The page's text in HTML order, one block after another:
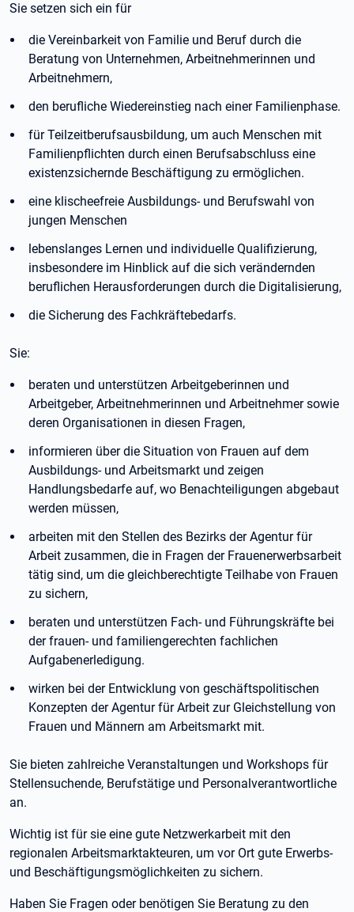
Sie setzen sich ein für
die Vereinbarkeit von Familie und Beruf durch die
Beratung von Unternehmen, Arbeitnehmerinnen und
Arbeitnehmern,
den berufliche Wiedereinstieg nach einer Familienphase.
für Teilzeitberufsausbildung, um auch Menschen mit
Familienpflichten durch einen Berufsabschluss eine
existenzsichernde Beschäftigung zu ermöglichen.
eine klischeefreie Ausbildungs- und Berufswahl von
jungen Menschen
lebenslanges Lernen und individuelle Qualifizierung,
insbesondere im Hinblick auf die sich verändernden
beruflichen Herausforderungen durch die Digitalisierung,
die Sicherung des Fachkräftebedarfs.
Sie:
beraten und unterstützen Arbeitgeberinnen und
Arbeitgeber, Arbeitnehmerinnen und Arbeitnehmer sowie
deren Organisationen in diesen Fragen,
informieren über die Situation von Frauen auf dem
Ausbildungs- und Arbeitsmarkt und zeigen
Handlungsbedarfe auf, wo Benachteiligungen abgebaut
werden müssen,
arbeiten mit den Stellen des Bezirks der Agentur für
Arbeit zusammen, die in Fragen der Frauenerwerbsarbeit
tätig sind, um die gleichberechtigte Teilhabe von Frauen
zu sichern,
beraten und unterstützen Fach- und Führungskräfte bei
der frauen- und familiengerechten fachlichen
Aufgabenerledigung.
wirken bei der Entwicklung von geschäftspolitischen
Konzepten der Agentur für Arbeit zur Gleichstellung von
Frauen und Männern am Arbeitsmarkt mit.
Sie bieten zahlreiche Veranstaltungen und Workshops für
Stellensuchende, Berufstätige und Personalverantwortliche
an.
Wichtig ist für sie eine gute Netzwerkarbeit mit den
regionalen Arbeitsmarktakteuren, um vor Ort gute Erwerbs-
und Beschäftigungsmöglichkeiten zu sichern.
Haben Sie Fragen oder benötigen Sie Beratung zu den